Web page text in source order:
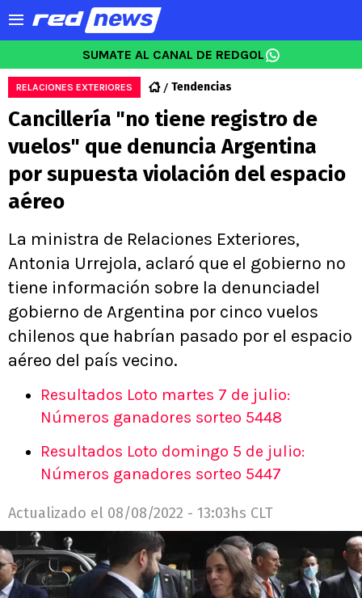
SUMATE AL CANAL DE REDGOL
RELACIONES EXTERIORES Tendencias
Cancillería "no tiene registro de
vuelos" que denuncia Argentina
por supuesta violación del espacio
aéreo
La ministra de Relaciones Exteriores,
Antonia Urrejola, aclaró que el gobierno no
tiene información sobre la denunciadel
gobierno de Argentina por cinco vuelos
chilenos que habrían pasado por el espacio
aéreo del país vecino.
Resultados Loto martes 7 de julio:
Números ganadores sorteo 5448
Resultados Loto domingo 5 de julio:
Números ganadores sorteo 5447
Actualizado el 08/08/2022 - 13:03hs CLT